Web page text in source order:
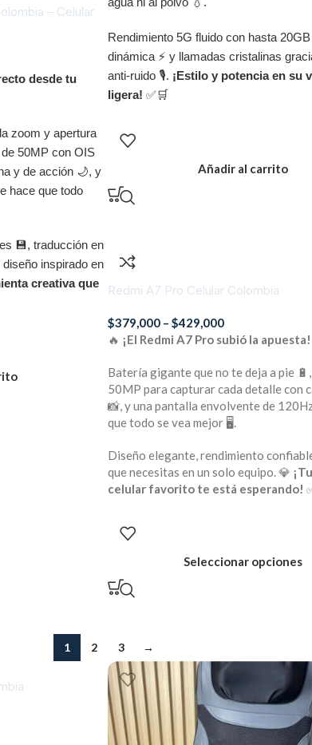
Rendimiento 5G fluido con hasta
dinámica ⚡ y llamadas cristalinas
anti-ruido 🎙️. ¡Estilo y potencia en su
ligera! ✅🛒
Añadir al carrito
– Celular
desde tu
zoom y apertura
50MP con OIS
y de acción 🌙, y
hace que todo
💾, traducción en
diseño inspirado en
creativa que
Redmi A7 Pro Celular Colombia
$379,000 – $429,000
🔥 ¡El Redmi A7 Pro subió la apuesta!
Batería gigante que no te deja a pie
50MP para capturar cada detalle con
📸, y una pantalla envolvente de
que todo se vea mejor 🖥️.
Diseño elegante, rendimiento
que necesitas en un solo equipo. 💎
celular favorito te está esperando!
Seleccionar opciones
1 2 3 →